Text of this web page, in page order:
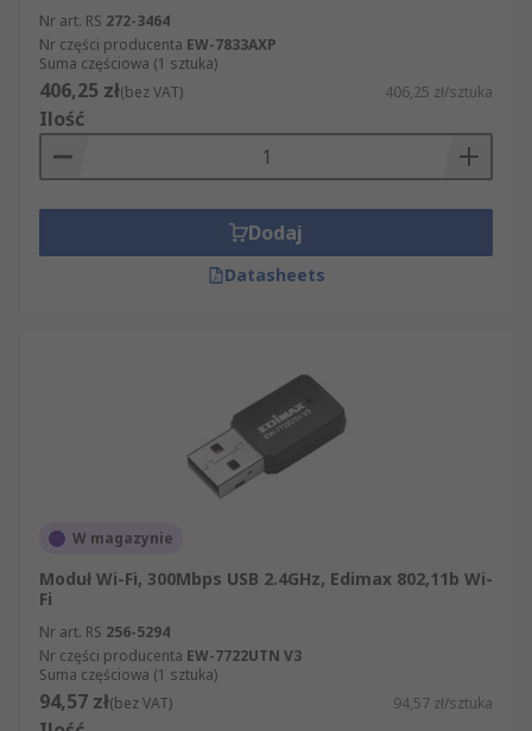
Nr art. RS 272-3464
Nr części producenta EW-7833AXP
Suma częściowa (1 sztuka)
406,25 zł(bez VAT) 406,25 zł/sztuka
Ilość
Dodaj
Datasheets
W magazynie
Moduł Wi-Fi, 300Mbps USB 2.4GHz, Edimax 802,11b Wi-
Fi
Nr art. RS 256-5294
Nr części producenta EW-7722UTN V3
Suma częściowa (1 sztuka)
94,57 zł(bez VAT) 94,57 zł/sztuka